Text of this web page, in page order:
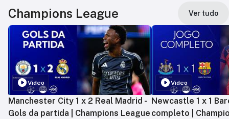
Champions League Ver tudo
Vídeo
Manchester City 1 x 2 Real Madrid -
Gols da partida | Champions League
Vídeo
Newcastle 1 x 1
completo |